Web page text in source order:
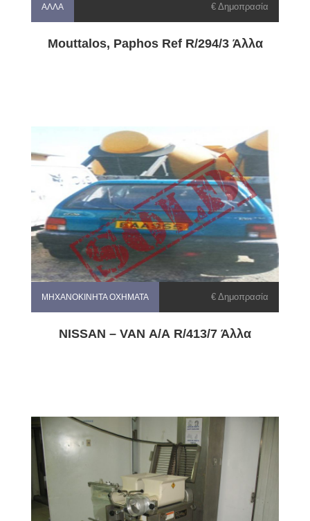
ΆΛΛΑ € Δημοπρασία
Mouttalos, Paphos Ref R/294/3 Άλλα
ΜΗΧΑΝΟΚΊΝΗΤΑ ΟΧΉΜΑΤΑ € Δημοπρασία
NISSAN – VAN Α/Α R/413/7 Άλλα